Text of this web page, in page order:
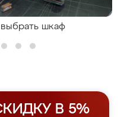
шкаф
В 5%